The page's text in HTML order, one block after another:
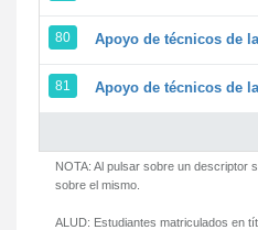
80 Apoyo de técnicos de
81 Apoyo de técnicos de
NOTA: Al pulsar sobre un descriptor
sobre el mismo.
ALUD: Estudiantes matriculados en